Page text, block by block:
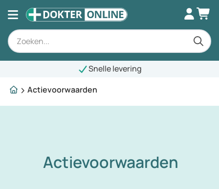
Snelle levering
Actievoorwaarden
Actievoorwaarden